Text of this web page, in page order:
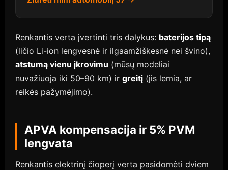
Renkantis verta įvertinti tris dalykus: baterijos tipą
(ličio Li-ion lengvesnė ir ilgaamžiškesnė nei švino),
atstumą vienu įkrovimu (mūsų modeliai
nuvažiuoja iki 50–90 km) ir greitį (jis lemia, ar
reikės pažymėjimo).
APVA kompensacija ir 5% PVM
lengvata
Renkantis elektrinį čioperį verta pasidomėti dviem